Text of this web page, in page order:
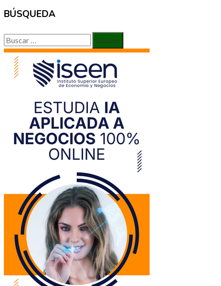
BÚSQUEDA
Buscar: